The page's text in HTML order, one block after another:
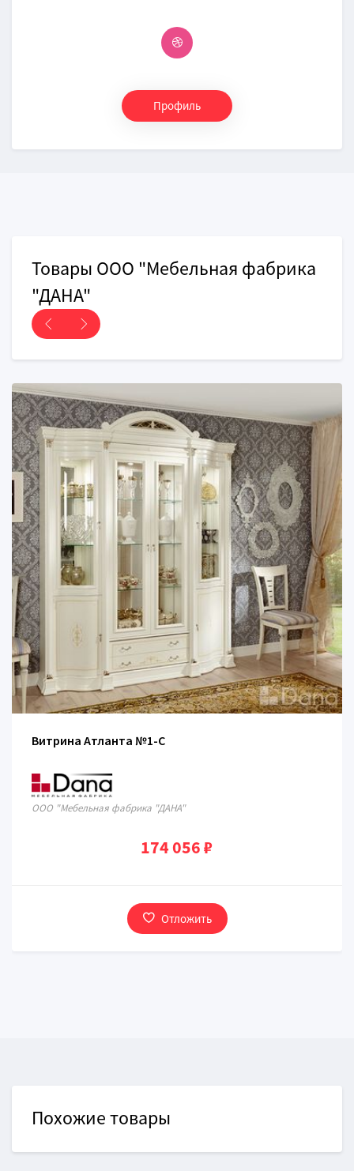
Профиль
Товары ООО "Мебельная фабрика
"ДАНА"
Витрина Атланта №1-C
ООО "Мебельная фабрика "ДАНА"
174 056 ₽
Отложить
Похожие товары